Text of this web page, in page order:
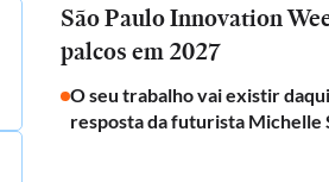
São Paulo Innovation
palcos em 2027
O seu trabalho vai existir daqui
resposta da futurista Michelle